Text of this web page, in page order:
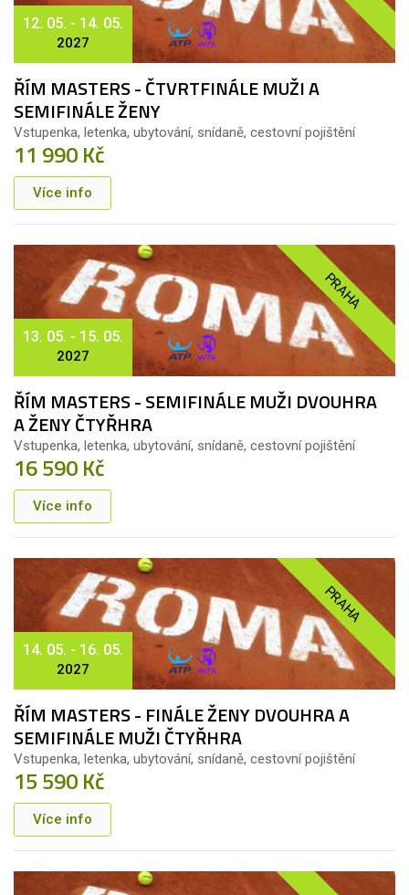
12. 05. - 14. 05.
2027
ŘÍM MASTERS - ČTVRTFINÁLE MUŽI A
SEMIFINÁLE ŽENY
Vstupenka, letenka, ubytování, snídaně, cestovní pojištění
11 990 Kč
Více info
PRAHA
13. 05. - 15. 05.
2027
ŘÍM MASTERS - SEMIFINÁLE MUŽI DVOUHRA
A ŽENY ČTYŘHRA
Vstupenka, letenka, ubytování, snídaně, cestovní pojištění
16 590 Kč
Více info
PRAHA
14. 05. - 16. 05.
2027
ŘÍM MASTERS - FINÁLE ŽENY DVOUHRA A
SEMIFINÁLE MUŽI ČTYŘHRA
Vstupenka, letenka, ubytování, snídaně, cestovní pojištění
15 590 Kč
Více info